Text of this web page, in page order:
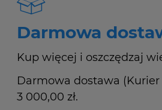
Darmowa
Kup więcej i oszczędzaj
Darmowa dostawa (Kurier
3 000,00 zł.